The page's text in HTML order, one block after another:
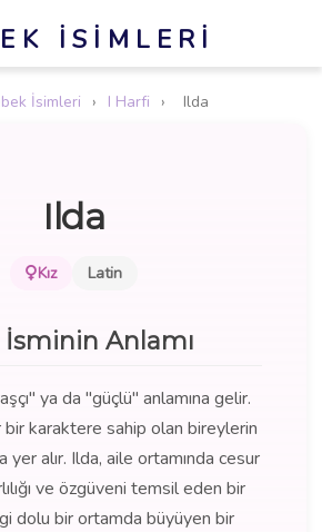
İSIMLERI
İsimleri › I Harfi › Ilda
Ilda
Kız Latin
İsminin Anlamı
ya da "güçlü" anlamına gelir.
bir karaktere sahip olan bireylerin
yer alır. Ilda, aile ortamında cesur
ve özgüveni temsil eden bir
dolu bir ortamda büyüyen bir